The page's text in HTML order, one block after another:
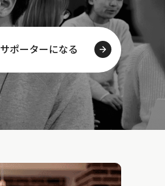
サポーターになる